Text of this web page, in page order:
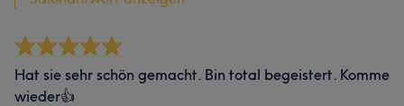
Hat sie sehr schön gemacht. Bin total begeistert. Komme
wieder👍